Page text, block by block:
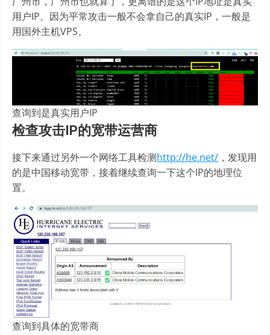
用户IP。因为平常攻击一般不会拿自己的真实IP，一般是
用国外主机VPS。
查询到是真实用户IP
检查攻击IP的宽带运营商
接下来通过另外一个网络工具检测http://he.net/ ，发现用
的是中国移动宽带，接着继续查询一下这个IP的地理位
置。
查询到具体的宽带商